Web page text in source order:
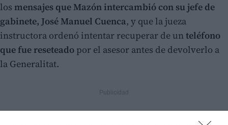
los mensajes que Mazón intercambió con su jefe de
gabinete, José Manuel Cuenca, y que la jueza
instructora ordenó intentar recuperar de unteléfono
que fue reseteado por el asesor antes de devolverlo a
la Generalitat.